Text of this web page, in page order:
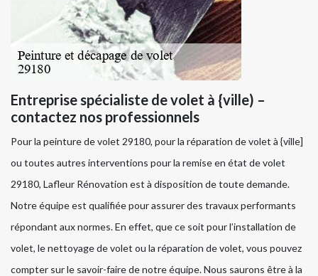
Entreprise spécialiste de volet à {ville) –
contactez nos professionnels
Pour la peinture de volet 29180, pour la réparation de volet à {ville]
ou toutes autres interventions pour la remise en état de volet
29180, Lafleur Rénovation est à disposition de toute demande.
Notre équipe est qualifiée pour assurer des travaux performants
répondant aux normes. En effet, que ce soit pour l’installation de
volet, le nettoyage de volet ou la réparation de volet, vous pouvez
compter sur le savoir-faire de notre équipe. Nous saurons être à la